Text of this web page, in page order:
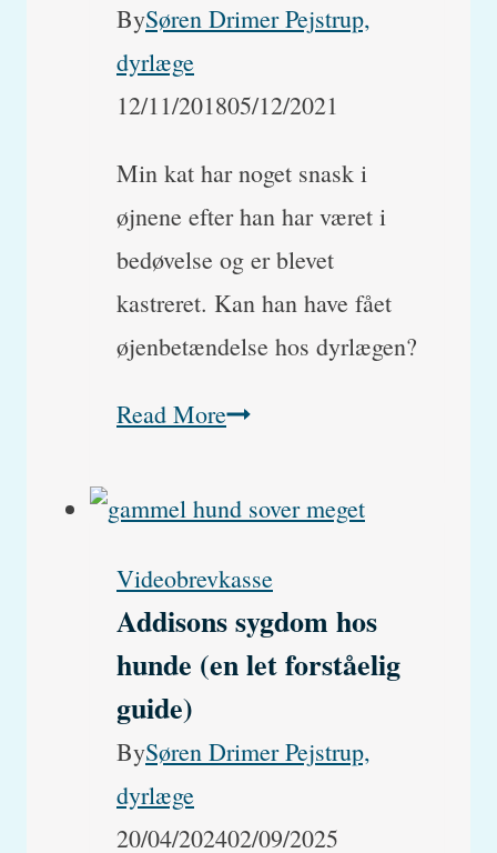
hvordan
du
BySøren Drimer Pejstrup,
dyrlæge
12/11/201805/12/2021
Min kat har noget snask i
øjnene efter han har været i
bedøvelse og er blevet
kastreret. Kan han have fået
øjenbetændelse hos dyrlægen?
Read MoreHvorfor
mine
øjenbetændelse
efter
bedøvelsen?
Videobrevkasse
Addisons sygdom hos
hunde (en let forståelig
guide)
BySøren Drimer Pejstrup,
dyrlæge
20/04/202402/09/2025